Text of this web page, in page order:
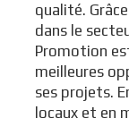
qualité.
dans le
Promotion
meilleures
ses projets.
locaux et en